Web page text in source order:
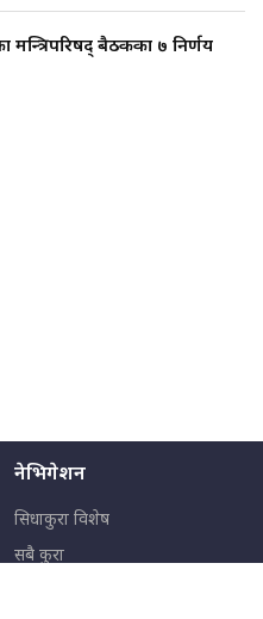
बैठकका ७ निर्णय
नेभिगेशन
सिधाकुरा विशेष
सबै कुरा